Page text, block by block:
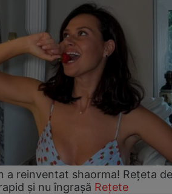
a reinventat shaorma! Rețeta de
și nu îngrașă Rețete